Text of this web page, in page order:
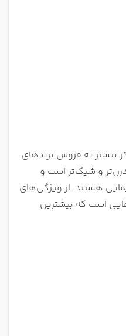
این مرکز بیشتر به فروش برندهای
دیجیتال، ساعت، عینک و لوازم خانگی اختصاص دارد. دکوراسیون داخلی پردیس 2 نسبت به پردیس 1 مدرن‌تر و شیک‌تر است و
هستند. از ویژگی‌های
در طبقه همکف است. در زمان حراج‌های فصلی، پردیس 2 جزو بازارهایی است که بیشترین